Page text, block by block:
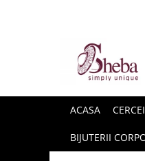
ACASA CERCEI
BIJUTERII